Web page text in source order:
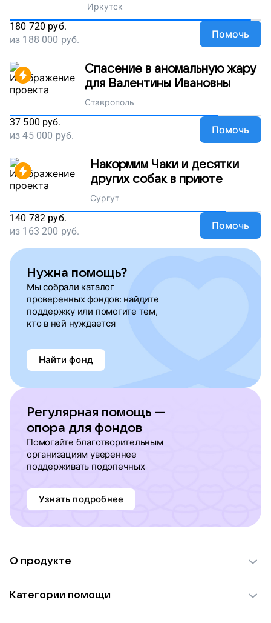
Иркутск
180 720 руб.
из 188 000 руб. Помочь
Спасение в аномальную жару
для Валентины Ивановны
Ставрополь
37 500 руб.
из45 000 руб. Помочь
Накормим Чаки и десятки
других собак в приюте
Сургут
140 782 руб.
из 163 200 руб. Помочь
Нужна помощь?
Мы собрали каталог
проверенных фондов: найдите
поддержку или помогите тем,
кто в ней нуждается
Найти фонд
Регулярная помощь —
опора для фондов
Помогайте благотворительным
организациям увереннее
поддерживать подопечных
Узнать подробнее
О продукте
Категории помощи